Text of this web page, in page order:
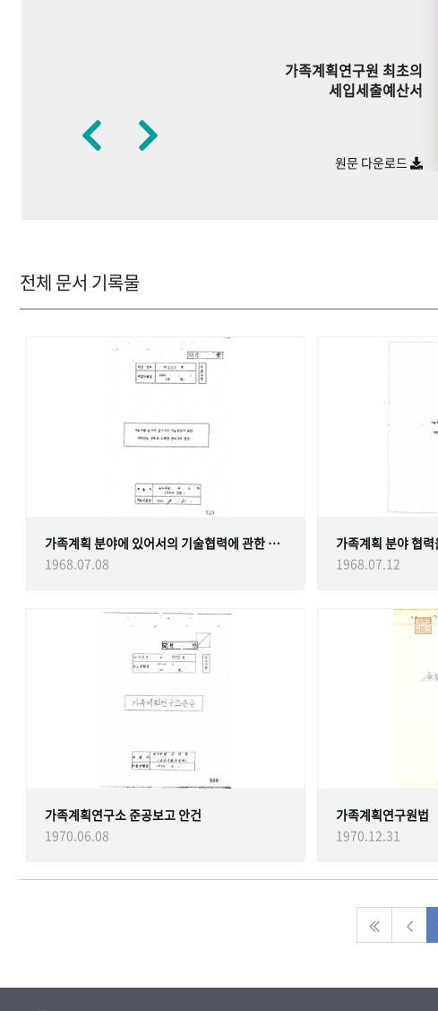
가족계획연구원 최초의
세입세출예산서
원문 다운로드
전체 문서 기록물
가족계획 분야에 있어서의 기술협력에 관한 대한민국정부와 스웨덴 정부간의 협정
1968.07.08
1968.07.12
가족계획연구소 준공보고 안건
1970.06.08
가족계획연구원법
1970.12.31